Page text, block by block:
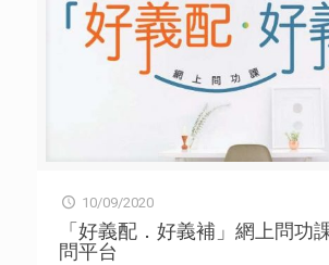
10/09/2020
「好義配．好義補」網上問功
問平台